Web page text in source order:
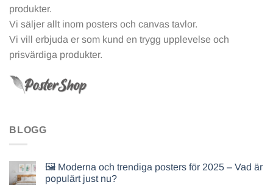
produkter.
Vi säljer allt inom posters och canvas tavlor.
Vi vill erbjuda er som kund en trygg upplevelse och
prisvärdiga produkter.
BLOGG
🖼️ Moderna och trendiga posters för 2025 – Vad är
populärt just nu?